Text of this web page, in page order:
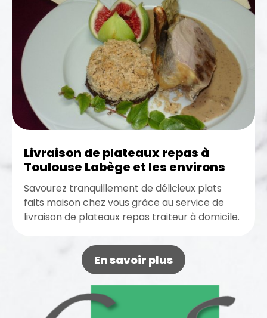
Livraison de plateaux repas à
Toulouse Labège et les environs
Savourez tranquillement de délicieux plats
faits maison chez vous grâce au service de
livraison de plateaux repas traiteur à domicile.
En savoir plus